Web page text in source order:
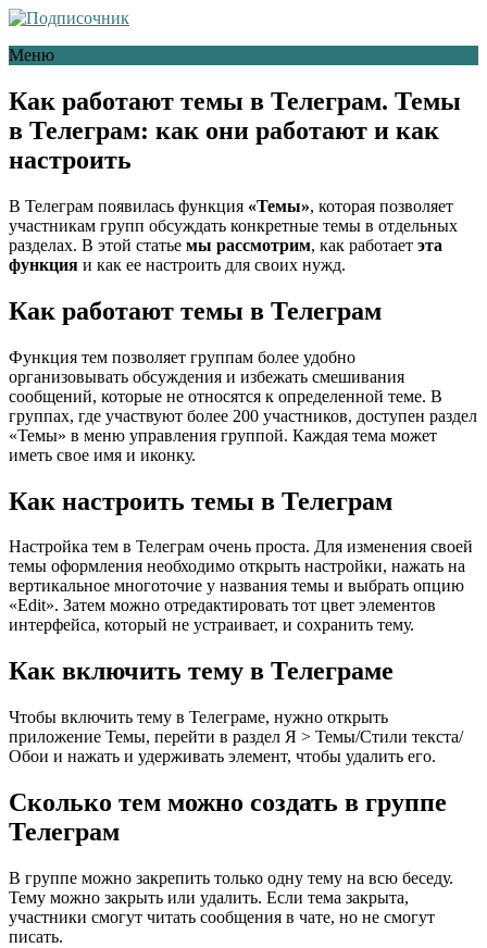
Меню
Как работают темы в Телеграм. Темы
в Телеграм: как они работают и как
настроить
В Телеграм появилась функция «Темы», которая позволяет
участникам групп обсуждать конкретные темы в отдельных
разделах. В этой статье мы рассмотрим, как работает эта
функция и как ее настроить для своих нужд.
Как работают темы в Телеграм
Функция тем позволяет группам более удобно
организовывать обсуждения и избежать смешивания
сообщений, которые не относятся к определенной теме. В
группах, где участвуют более 200 участников, доступен раздел
«Темы» в меню управления группой. Каждая тема может
иметь свое имя и иконку.
Как настроить темы в Телеграм
Настройка тем в Телеграм очень проста. Для изменения своей
темы оформления необходимо открыть настройки, нажать на
вертикальное многоточие у названия темы и выбрать опцию
«Edit». Затем можно отредактировать тот цвет элементов
интерфейса, который не устраивает, и сохранить тему.
Как включить тему в Телеграме
Чтобы включить тему в Телеграме, нужно открыть
приложение Темы, перейти в раздел Я > Темы/Стили текста/
Обои и нажать и удерживать элемент, чтобы удалить его.
Сколько тем можно создать в группе
Телеграм
В группе можно закрепить только одну тему на всю беседу.
Тему можно закрыть или удалить. Если тема закрыта,
участники смогут читать сообщения в чате, но не смогут
писать.